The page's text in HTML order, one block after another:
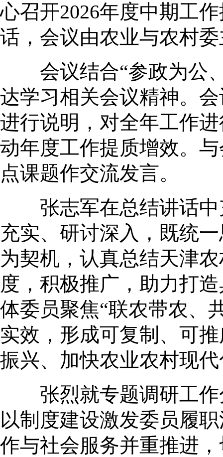
心召开2026年度中期工
话，会议由农业与农村
会议结合“参政为公、
达学习相关会议精神。
进行说明，对全年工作
动年度工作提质增效。
点课题作交流发言。
张志军在总结讲话中
充实、研讨深入，既统
为契机，认真总结天津
度，积极推广，助力打
体委员聚焦“联农带农、
实效，形成可复制、可
振兴、加快农业农村现
张烈就专题调研工作
以制度建设激发委员履
作与社会服务并重推进